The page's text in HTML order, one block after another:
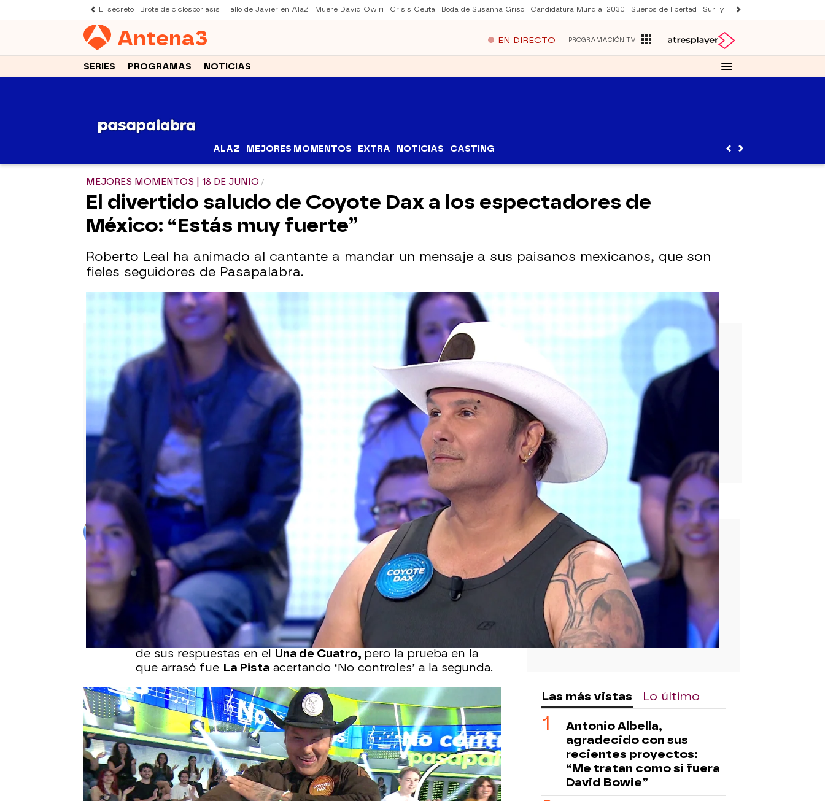
El secreto Brote de ciclosporiasis Fallo de Javier en AlaZ Muere David Owiri Crisis Ceuta Boda de Susanna Griso Candidatura Mundial 2030 Sueños de libertad Suri y Tom Cruise
Antena3 EN DIRECTO PROGRAMACIÓN TV
SERIES PROGRAMAS NOTICIAS
ALAZ MEJORES MOMENTOS EXTRA NOTICIAS CASTING
MEJORES MOMENTOS | 18 DE JUNIO
El divertido saludo de Coyote Dax a los espectadores de
México: “Estás muy fuerte”
Roberto Leal ha animado al cantante a mandar un mensaje a sus paisanos mexicanos, que son
fieles seguidores de Pasapalabra.
El matiz que lastra a Manu en El Rosco: de encarrilar la victoria a repetir la Silla Azul
Alberto Mendo
Publicado:18 de junio de 2025, 20:15
WhatsappFacebook Flipboard
“Feliz y encantado”, así se ha mostrado Coyote Dax
comienzo de su segundo programa enPasapalabra.
cantante mexicano superó con nota su debut como invitado
en el concurso y se ha permitido bromear con alguno de los
fallos que cometió: “Ahora yo soy León XVI”. Se refería a una
de sus respuestas en el Una de Cuatro, pero la prueba en la
que arrasó fue La Pista acertando ‘No controles’ a la segunda.
Además,Roberto Lealle ha animado a mandar un mensaje a
sus paisanos mexicanos: “Saluda a tu gente de México, que
nos ven mucho”. Coyote lo ha hecho y de una forma
sorprendente: repitiendo lo que acababa de hacerLidia San
Josécuando el presentador alabó lo colorida que venía. En su
caso, el cantante ha hecho un llamativo bombeo de pectorales
que ha provocado las risas.
Las más vistas Lo último
Antonio Albella,
agradecido con sus
recientes proyectos:
“Me tratan como si fuera
David Bowie”